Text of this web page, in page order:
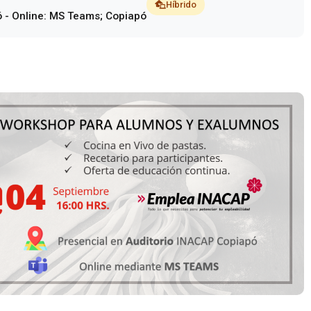
Online: MS Teams; Copiapó
Híbrido